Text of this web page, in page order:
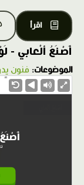
اقرأ
أَصْنَعُ ألْعابي -
الموضوعات: فنون